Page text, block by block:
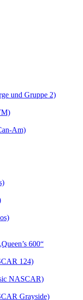
und Gruppe 2)
Am)
600“
124)
NASCAR)
Grayside)